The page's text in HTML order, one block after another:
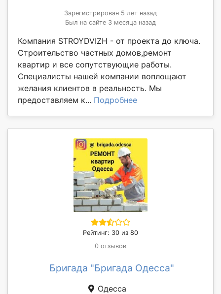
Зарегистрирован 5 лет назад
Был на сайте 3 месяца назад
Компания STROYDVIZH - от проекта до ключа.
Строительство частных домов,ремонт
квартир и все сопутствующие работы.
Специалисты нашей компании воплощают
желания клиентов в реальность. Мы
предоставляем к... Подробнее
Рейтинг: 30 из 80
0 отзывов
Бригада "Бригада Одесса"
Одесса